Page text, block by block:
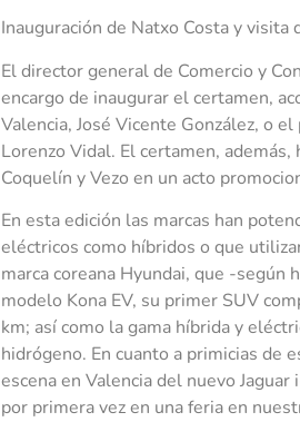
Inauguración de Natxo Costa y visita
El director general de Comercio y
encargo de inaugurar el certamen,
Valencia, José Vicente González, o
Lorenzo Vidal. El certamen,
Coquelín y Vezo en un acto
En esta edición las marcas han
eléctricos como híbridos o que
marca coreana Hyundai, que -según
modelo Kona EV, su primer SUV
km; así como la gama híbrida y
hidrógeno. En cuanto a primicias de
escena en Valencia del nuevo
por primera vez en una feria en